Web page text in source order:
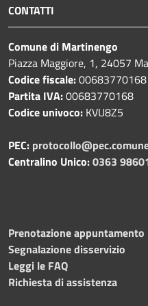
CONTATTI
Comune di Martinengo
Piazza Maggiore, 1, 24057
Codice fiscale:00683770168
Partita IVA:00683770168
Codice univoco: KVU8Z5
PEC:
Centralino Unico:0363
Prenotazione appuntamento
Segnalazione disservizio
Leggi le FAQ
Richiesta di assistenza